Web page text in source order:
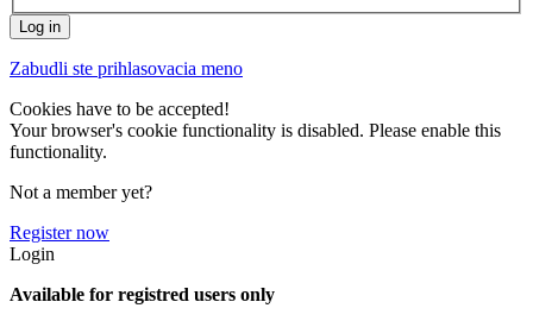
Zabudli ste prihlasovacia meno
Cookies have to be accepted!
Your browser's cookie functionality is disabled. Please enable this
functionality.
Not a member yet?
Register now
Login
Available for registred users only